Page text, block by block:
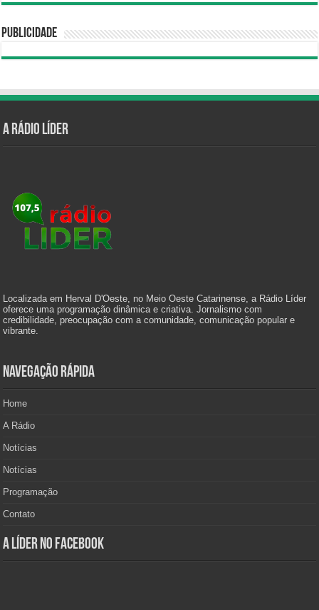
Publicidade
A Rádio Líder
Localizada em Herval D'Oeste, no Meio Oeste Catarinense, a Rádio Líder
oferece uma programação dinâmica e criativa. Jornalismo com
credibilidade, preocupação com a comunidade, comunicação popular e
vibrante.
Navegação Rápida
Home
A Rádio
Notícias
Notícias
Programação
Contato
A Líder no Facebook